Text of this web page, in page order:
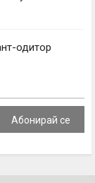
одитор
Абонирай се